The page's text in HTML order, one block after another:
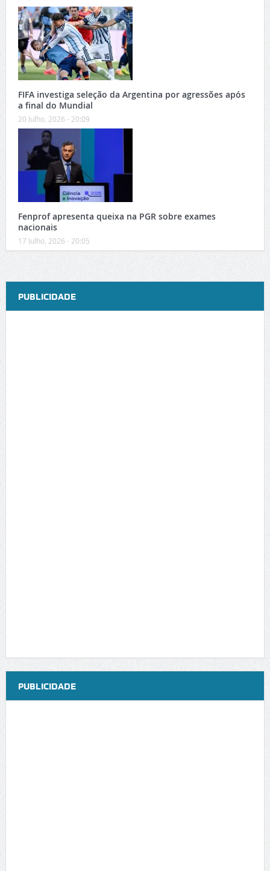
FIFA investiga seleção da Argentina por agressões após
a final do Mundial
20 Julho, 2026 - 20:09
Fenprof apresenta queixa na PGR sobre exames
nacionais
17 Julho, 2026 - 20:05
PUBLICIDADE
PUBLICIDADE